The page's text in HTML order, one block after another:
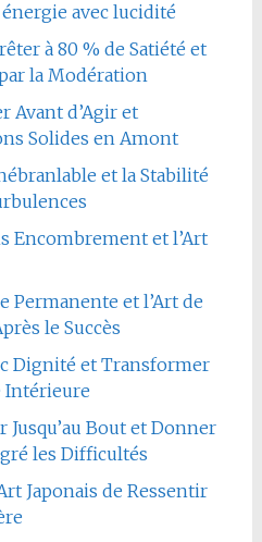
avec lucidité
à 80 % de Satiété et
la Modération
Avant d’Agir et
Solides en Amont
et la Stabilité
Encombrement et l’Art
Permanente et l’Art de
le Succès
Dignité et Transformer
Intérieure
Jusqu’au Bout et Donner
les Difficultés
Japonais de Ressentir